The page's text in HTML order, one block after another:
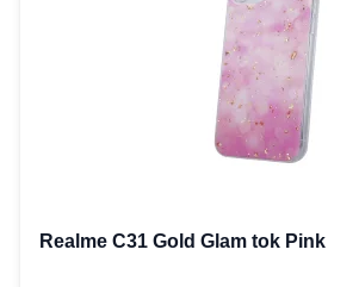
Realme C31 Gold Glam tok Pink